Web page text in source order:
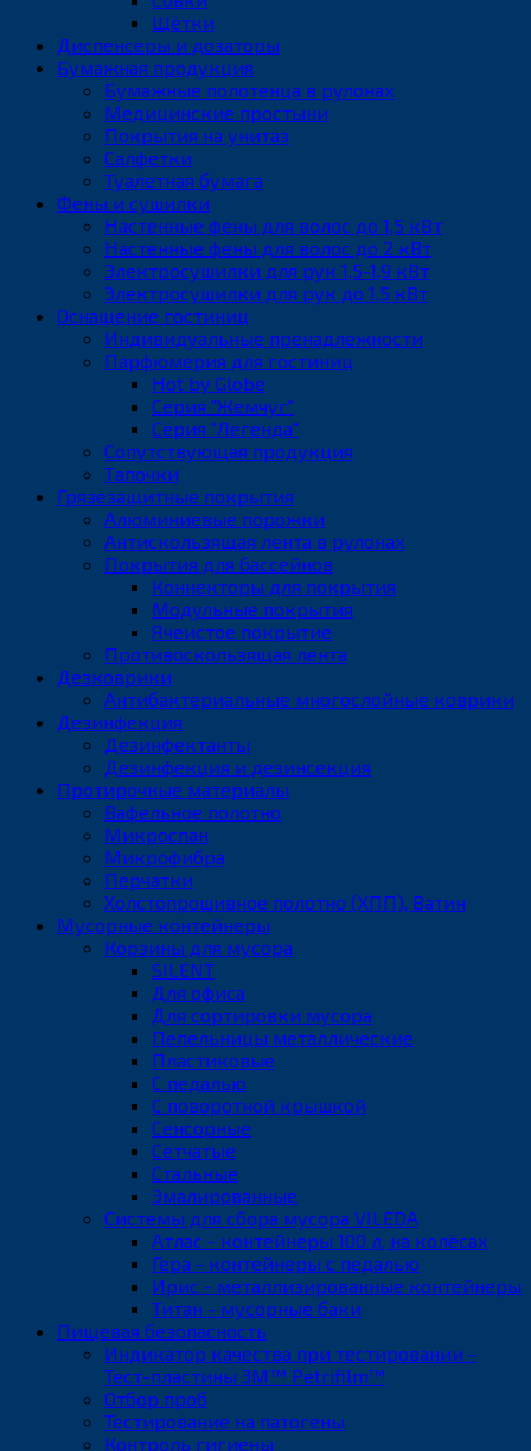
Щётки
Диспенсеры и дозаторы
Бумажная продукция
Бумажные полотенца в рулонах
Медицинские простыни
Покрытия на унитаз
Салфетки
Туалетная бумага
Фены и сушилки
Настенные фены для волос до 1,5 кВт
Настенные фены для волос до 2 кВт
Электросушилки для рук 1,5-1,9 кВт
Электросушилки для рук до 1,5 кВт
Оснащение гостиниц
Индивидуальные пренадлежности
Парфюмерия для гостиниц
Hot by Globe
Серия "Жемчуг"
Серия "Легенда"
Сопутствующая продукция
Тапочки
Грязезащитные покрытия
Алюминиевые порожки
Антискользящая лента в рулонах
Покрытия для бассейнов
Коннекторы для покрытия
Модульные покрытия
Ячеистое покрытие
Противоскользящая лента
Дезковрики
Антибактериальные многослойные коврики
Дезинфекция
Дезинфектанты
Дезинфекция и дезинсекция
Протирочные материалы
Вафельное полотно
Микроспан
Микрофибра
Перчатки
Холстопрошивное полотно (ХПП), Ватин
Мусорные контейнеры
Корзины для мусора
SILENT
Для офиса
Для сортировки мусора
Пепельницы металлические
Пластиковые
С педалью
С поворотной крышкой
Сенсорные
Сетчатые
Стальные
Эмалированные
Системы для сбора мусора VILEDA
Атлас - контейнеры 100 л, на колёсах
Гера - контейнеры с педалью
Ирис - металлизированные контейнеры
Титан - мусорные баки
Пищевая безопасность
Индикатор качества при тестировании -
Тест-пластины 3M™ Petrifilm™
Отбор проб
Тестирование на патогены
Контроль гигиены